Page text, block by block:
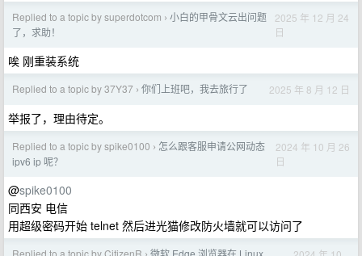
Replied to a topic by superdotcom › 小白的甲骨文云出问题
了，求助！
2025 年 12 月 24
日
唉 刚重装系统
Replied to a topic by 37Y37 › 你们上班吧，我去旅行了 2025 年 8 月 12 日
举报了，理由待定。
Replied to a topic by spike0100 › 怎么跟客服申请公网动态
ipv6 ip 呢？
2024 年 10 月 26
日
@spike0100
同西安 电信
用超级密码开始 telnet 然后进光猫修改防火墙就可以访问了
Replied to a topic by CitizenR 微软 Edge 浏览器在 Linux